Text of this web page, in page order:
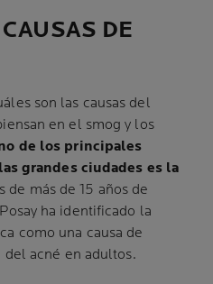
DE
son las causas del
en el smog y los
de los principales
grandes ciudades es la
de más de 15 años de
ha identificado la
como una causa de
acné en adultos.